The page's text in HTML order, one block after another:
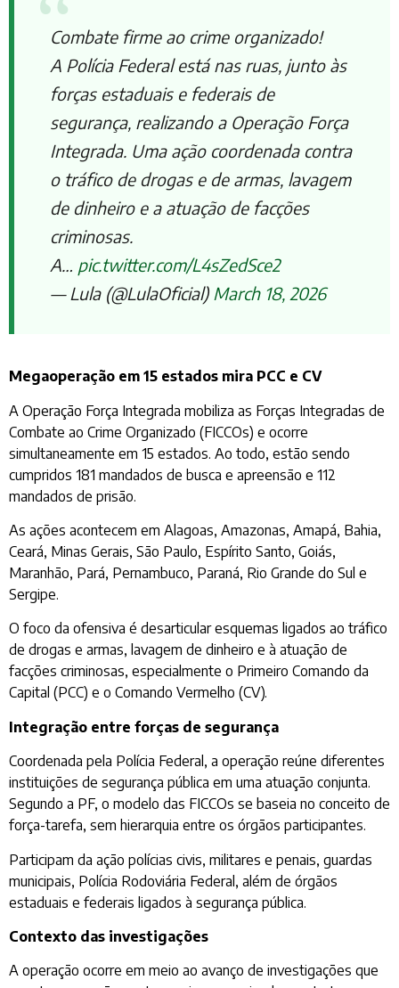
Combate firme ao crime organizado!
A Polícia Federal está nas ruas, junto às
forças estaduais e federais de
segurança, realizando a Operação Força
Integrada. Uma ação coordenada contra
o tráfico de drogas e de armas, lavagem
de dinheiro e a atuação de facções
criminosas.
A… pic.twitter.com/L4sZedSce2
— Lula (@LulaOficial) March 18, 2026
Megaoperação em 15 estados mira PCC e CV
A Operação Força Integrada mobiliza as Forças Integradas de
Combate ao Crime Organizado (FICCOs) e ocorre
simultaneamente em 15 estados. Ao todo, estão sendo
cumpridos 181 mandados de busca e apreensão e 112
mandados de prisão.
As ações acontecem em Alagoas, Amazonas, Amapá, Bahia,
Ceará, Minas Gerais, São Paulo, Espírito Santo, Goiás,
Maranhão, Pará, Pernambuco, Paraná, Rio Grande do Sul e
Sergipe.
O foco da ofensiva é desarticular esquemas ligados ao tráfico
de drogas e armas, lavagem de dinheiro e à atuação de
facções criminosas, especialmente o Primeiro Comando da
Capital (PCC) e o Comando Vermelho (CV).
Integração entre forças de segurança
Coordenada pela Polícia Federal, a operação reúne diferentes
instituições de segurança pública em uma atuação conjunta.
Segundo a PF, o modelo das FICCOs se baseia no conceito de
força-tarefa, sem hierarquia entre os órgãos participantes.
Participam da ação polícias civis, militares e penais, guardas
municipais, Polícia Rodoviária Federal, além de órgãos
estaduais e federais ligados à segurança pública.
Contexto das investigações
A operação ocorre em meio ao avanço de investigações que